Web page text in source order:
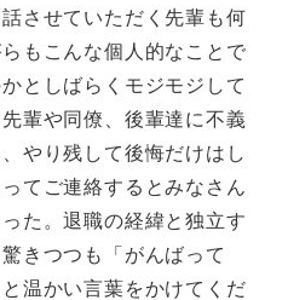
させていただく先輩も何
もこんな個人的なことで
としばらくモジモジして
輩や同僚、後輩達に不義
やり残して後悔だけはし
てご連絡するとみなさん
た。退職の経緯と独立す
きつつも「がんばって
温かい言葉をかけてくだ